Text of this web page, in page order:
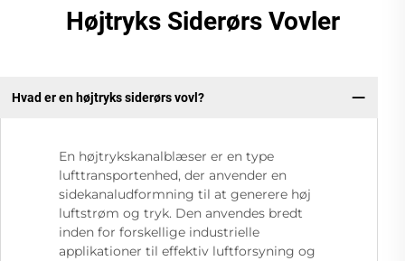
Højtryks Siderørs Vovler
Hvad er en højtryks siderørs vovl?
En højtrykskanalblæser er en type
lufttransportenhed, der anvender en
sidekanaludformning til at generere høj
luftstrøm og tryk. Den anvendes bredt
inden for forskellige industrielle
applikationer til effektiv luftforsyning og